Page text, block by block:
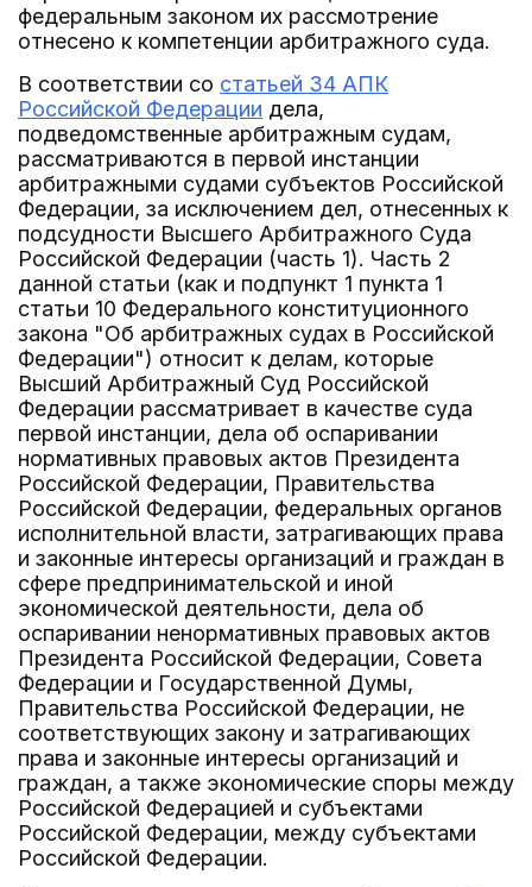
федеральным законом их рассмотрение
отнесено к компетенции арбитражного суда.
В соответствии со статьей 34 АПК
Российской Федерации дела,
подведомственные арбитражным судам,
рассматриваются в первой инстанции
арбитражными судами субъектов Российской
Федерации, за исключением дел, отнесенных к
подсудности Высшего Арбитражного Суда
Российской Федерации (часть 1). Часть 2
данной статьи (как и подпункт 1 пункта 1
статьи 10 Федерального конституционного
закона "Об арбитражных судах в Российской
Федерации") относит к делам, которые
Высший Арбитражный Суд Российской
Федерации рассматривает в качестве суда
первой инстанции, дела об оспаривании
нормативных правовых актов Президента
Российской Федерации, Правительства
Российской Федерации, федеральных органов
исполнительной власти, затрагивающих права
и законные интересы организаций и граждан в
сфере предпринимательской и иной
экономической деятельности, дела об
оспаривании ненормативных правовых актов
Президента Российской Федерации, Совета
Федерации и Государственной Думы,
Правительства Российской Федерации, не
соответствующих закону и затрагивающих
права и законные интересы организаций и
граждан, а также экономические споры между
Российской Федерацией и субъектами
Российской Федерации, между субъектами
Российской Федерации.